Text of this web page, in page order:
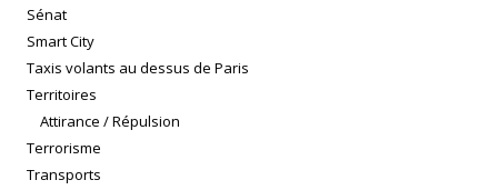
Sénat
Smart City
Taxis volants au dessus de Paris
Territoires
Attirance / Répulsion
Terrorisme
Transports